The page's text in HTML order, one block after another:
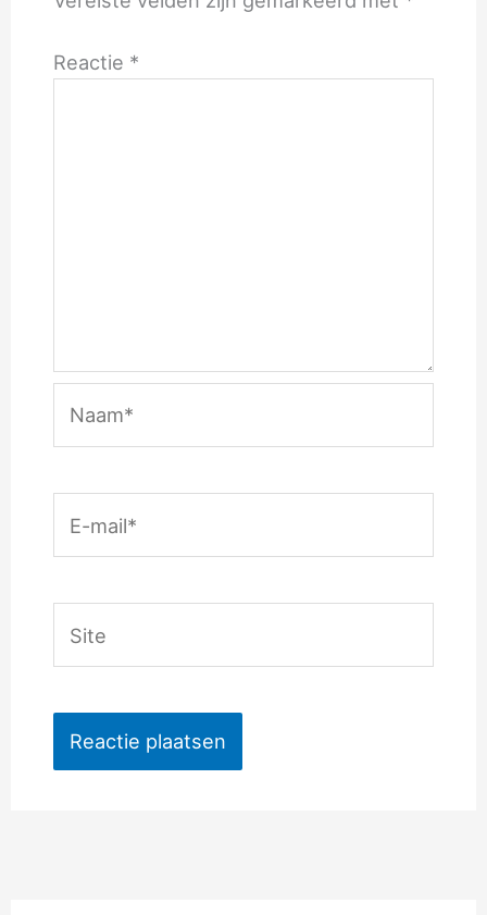
Reactie *
mail*